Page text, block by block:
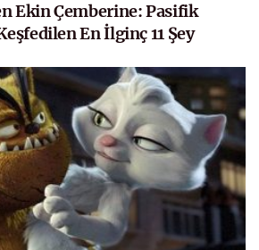
Ekin Çemberine: Pasifik
En İlginç 11 Şey